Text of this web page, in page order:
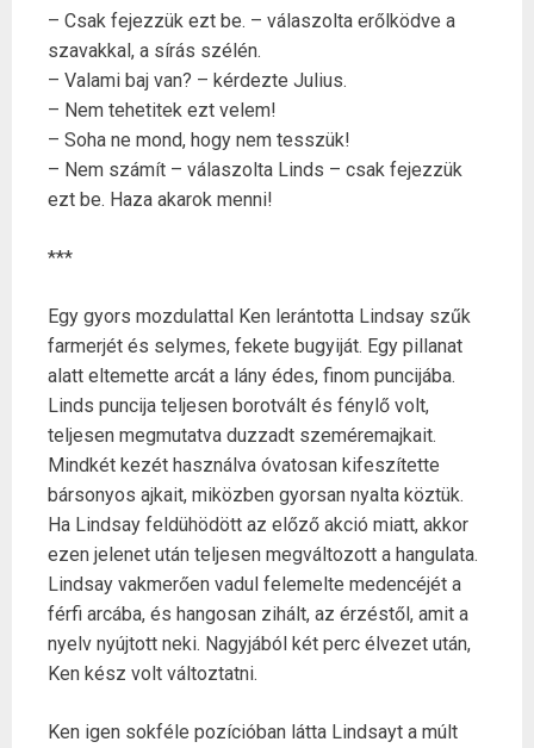
– Csak fejezzük ezt be. – válaszolta erőlködve a
szavakkal, a sírás szélén.
– Valami baj van? – kérdezte Julius.
– Nem tehetitek ezt velem!
– Soha ne mond, hogy nem tesszük!
– Nem számít – válaszolta Linds – csak fejezzük
ezt be. Haza akarok menni!
***
Egy gyors mozdulattal Ken lerántotta Lindsay szűk
farmerjét és selymes, fekete bugyiját. Egy pillanat
alatt eltemette arcát a lány édes, finom puncijába.
Linds puncija teljesen borotvált és fénylő volt,
teljesen megmutatva duzzadt szeméremajkait.
Mindkét kezét használva óvatosan kifeszítette
bársonyos ajkait, miközben gyorsan nyalta köztük.
Ha Lindsay feldühödött az előző akció miatt, akkor
ezen jelenet után teljesen megváltozott a hangulata.
Lindsay vakmerően vadul felemelte medencéjét a
férfi arcába, és hangosan zihált, az érzéstől, amit a
nyelv nyújtott neki. Nagyjából két perc élvezet után,
Ken kész volt változtatni.
Ken igen sokféle pozícióban látta Lindsayt a múlt